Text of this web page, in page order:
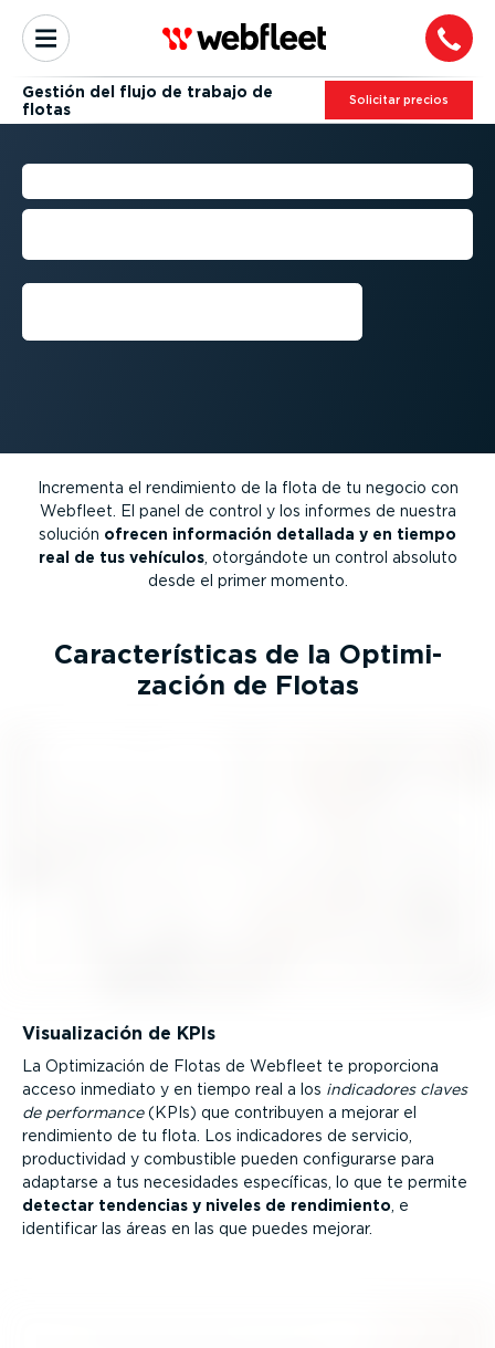
Gestión del flujo de trabajo de
flotas
Solicitar precios
OPTIMI­ZACIÓN DE FLOTAS
Toma decisiones más acertadas
Incrementa el rendimiento de la flota de tu negocio con
Webfleet. El panel de control y los informes de nuestra
solución ofrecen información detallada y en tiempo
real de tus vehículos, otorgándote un control absoluto
desde el primer momento.
Carac­te­rís­ticas de la Optimi­
zación de Flotas
Visua­li­zación de KPIs
La Optimi­zación de Flotas de Webfleet te proporciona
acceso inmediato y en tiempo real a los indicadores claves
de performance(KPIs) que contribuyen a mejorar el
rendimiento de tu flota. Los indicadores de servicio,
produc­ti­vidad y combustible pueden confi­gu­rarse para
adaptarse a tus necesidades específicas, lo que te permite
detectar tendencias y niveles de rendimiento , e
identificar las áreas en las que puedes mejorar.